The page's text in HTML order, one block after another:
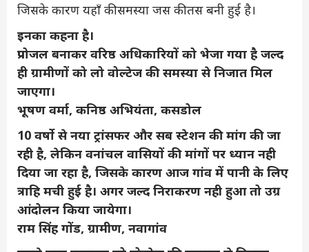
जिसके कारण यहाँ की समस्या जस की तस बनी हुई है।
इनका कहना है।
प्रपोजल बनाकर वरिष्ठ अधिकारियों को भेजा गया है जल्द
ही ग्रामीणों को लो वोल्टेज की समस्या से निजात मिल
जाएगा।
भूषण वर्मा, कनिष्ठ अभियंता, कसडोल
10 वर्षो से नया ट्रांसफर और सब स्टेशन की मांग की जा
रही है, लेकिन वनांचल वासियों की मांगों पर ध्यान नही
दिया जा रहा है, जिसके कारण आज गांव में पानी के लिए
त्राहि मची हुई है। अगर जल्द निराकरण नही हुआ तो उग्र
आंदोलन किया जायेगा।
राम सिंह गोंड, ग्रामीण, नवागांव